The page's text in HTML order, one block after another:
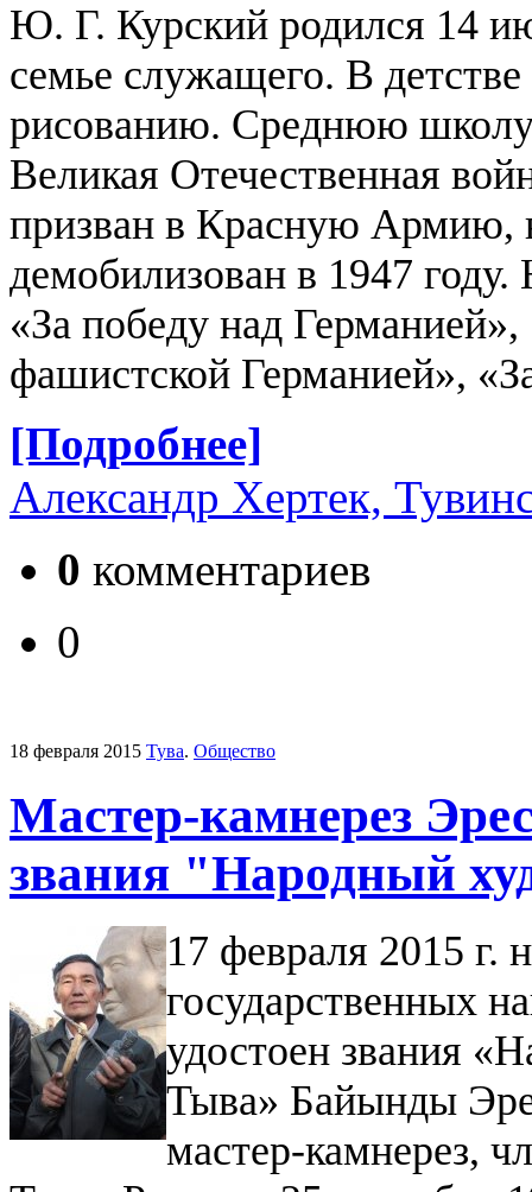
Ю. Г. Курский родился 14
семье служащего. В
рисованию. Среднюю школу
Великая Отечественная
призван в Красную Армию,
демобилизован в 1947
«За победу над
фашистской Германией»,
[Подробнее]
Александр Хертек,
0 комментариев
0
18 февраля 2015 Тува. Общество
Мастер-камнерез
звания "Народный
17 февраля 2015 г.
государственных
удостоен звания
Тыва» Байынды
мастер-камнерез,